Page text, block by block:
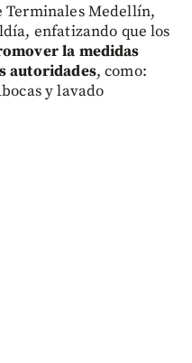
Terminales Medellín,
enfatizando que los
la medidas
autoridades, como:
y lavado